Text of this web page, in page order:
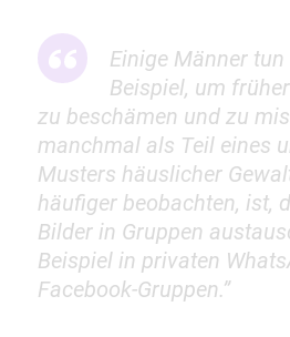
Einige Männer
Beispiel, um
zu beschämen und zu
manchmal als Teil eines
Musters häuslicher
häufiger beobachten, ist,
Bilder in Gruppen
Beispiel in privaten
Facebook-Gruppen.”